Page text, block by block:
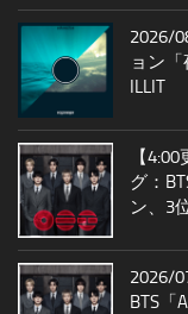
2026/
ョン
ILLIT
【
グ：
ン、3
2026/
BTS「